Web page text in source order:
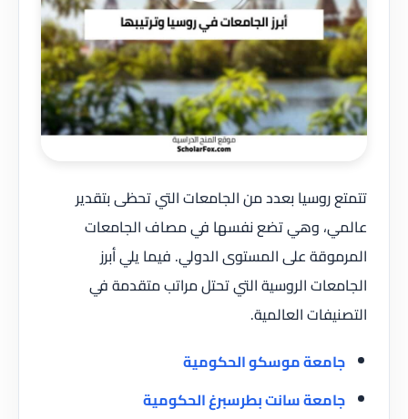
تتمتع روسيا بعدد من الجامعات التي تحظى بتقدير
عالمي، وهي تضع نفسها في مصاف الجامعات
المرموقة على المستوى الدولي. فيما يلي أبرز
الجامعات الروسية التي تحتل مراتب متقدمة في
التصنيفات العالمية.
جامعة موسكو الحكومية
جامعة سانت بطرسبرغ الحكومية